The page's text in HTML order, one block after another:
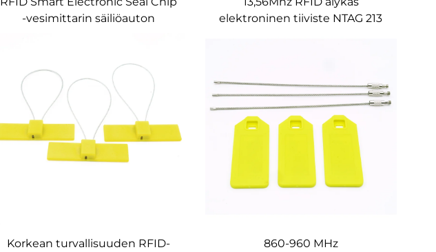
-vesimittarin säiliöauton
elektroninen tiiviste NTAG 213
Korkean turvallisuuden RFID-
860-960 MHz